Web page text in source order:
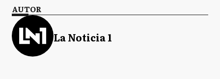
AUTOR
La Noticia 1